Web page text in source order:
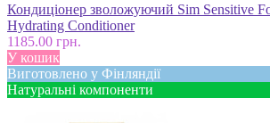
Кондиціонер зволожуючий Sim Sensitive
Hydrating Conditioner
1185.00 грн.
У кошик
Виготовлено у Фінляндії
Натуральні компоненти